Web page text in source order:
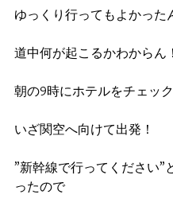
ゆっくり行ってもよかった
道中何が起こるかわからん
朝の9時にホテルをチェッ
いざ関空へ向けて出発！
”新幹線で行ってください”
ったので